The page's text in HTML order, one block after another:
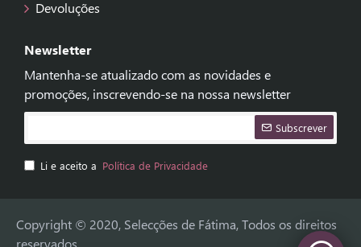
Devoluções
Newsletter
Mantenha-se atualizado com as novidades e
promoções, inscrevendo-se na nossa newsletter
Subscrever
Li e aceito a Política de Privacidade
Copyright © 2020, Selecções de Fátima, Todos os direitos
reservados